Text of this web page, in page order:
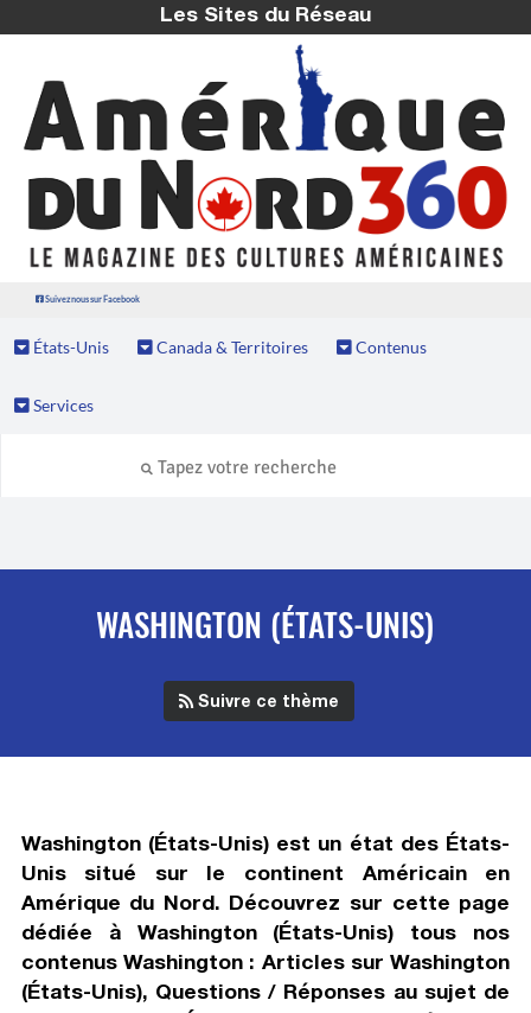
Les Sites du Réseau
Suivez nous sur Facebook
États-Unis Canada & Territoires Contenus
Services
WASHINGTON (ÉTATS-UNIS)
Suivre ce thème
Washington (États-Unis) est un état des États-
Unis situé sur le continent Américain en
Amérique du Nord. Découvrez sur cette page
dédiée à Washington (États-Unis) tous nos
contenus Washington : Articles sur Washington
(États-Unis), Questions / Réponses au sujet de